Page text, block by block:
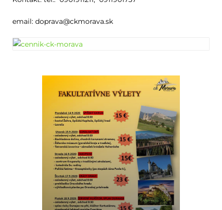
email: doprava@ckmorava.sk